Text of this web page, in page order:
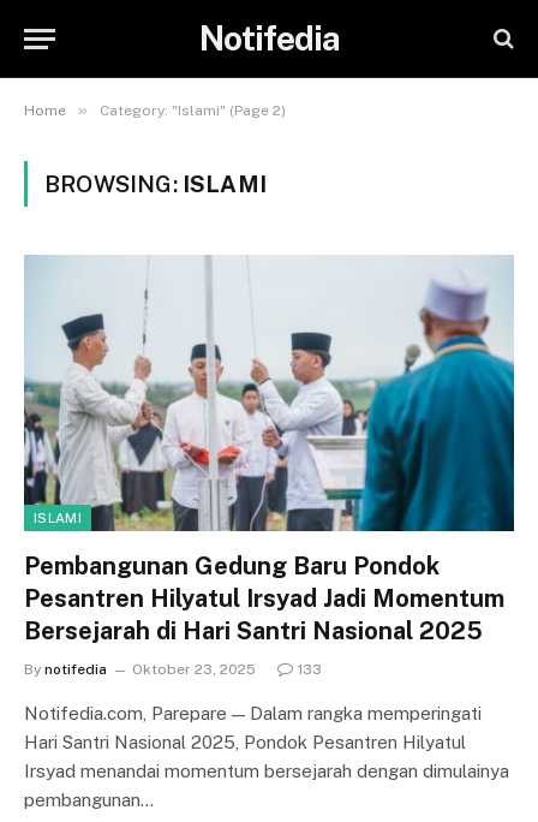
Notifedia
Home » Category: "Islami" (Page 2)
BROWSING: ISLAMI
ISLAMI
Pembangunan Gedung Baru Pondok
Pesantren Hilyatul Irsyad Jadi Momentum
Bersejarah di Hari Santri Nasional 2025
By notifedia Oktober 23, 2025 133
Notifedia.com, Parepare — Dalam rangka memperingati
Hari Santri Nasional 2025, Pondok Pesantren Hilyatul
Irsyad menandai momentum bersejarah dengan dimulainya
pembangunan…